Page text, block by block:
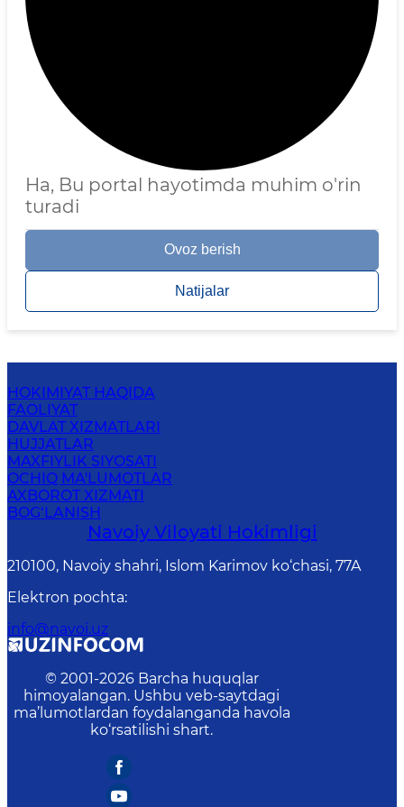
Ha, Bu portal hayotimda muhim o'rin
turadi
Ovoz berish
Natijalar
HOKIMIYAT HAQIDA
FAOLIYAT
DAVLAT XIZMATLARI
HUJJATLAR
MAXFIYLIK SIYOSATI
OCHIQ MA'LUMOTLAR
AXBOROT XIZMATI
BOG‘LANISH
Navoiy Vilоyati Hоkimligi
210100, Nаvоiy shаhri, Islom Karimov ko‘chаsi, 77A
Elektron pochta:
info@navoi.uz
© 2001-2026 Barcha huquqlar
himoyalangan. Ushbu veb-saytdagi
ma’lumotlardan foydalanganda havola
ko‘rsatilishi shart.